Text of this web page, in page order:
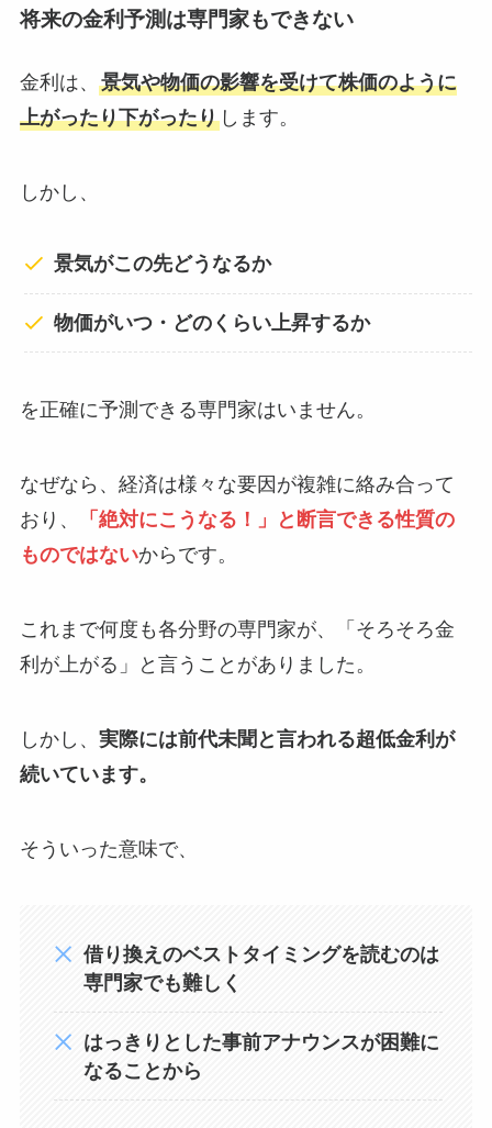
将来の金利予測は専門家もできない
金利は、 景気や物価の影響を受けて株価のように
上がったり下がったりします。
しかし、
景気がこの先どうなるか
物価がいつ・どのくらい上昇するか
を正確に予測できる専門家はいません。
なぜなら、経済は様々な要因が複雑に絡み合って
おり、
「絶対にこうなる！」と断言できる性質の
ものではないからです。
これまで何度も各分野の専門家が、「そろそろ金
利が上がる」と言うことがありました。
しかし、 実際には前代未聞と言われる超低金利が
続いています。
そういった意味で、
借り換えのベストタイミングを読むのは
専門家でも難しく
はっきりとした事前アナウンスが困難に
なることから